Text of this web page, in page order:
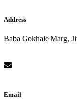
Address
Baba Gokhale Marg,
Email